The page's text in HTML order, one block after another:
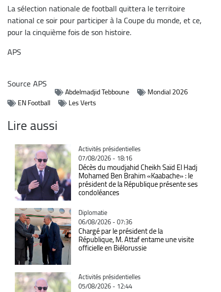
La sélection nationale de football quittera le territoire
national ce soir pour participer à la Coupe du monde, et ce,
pour la cinquième fois de son histoire.
APS
SourceAPS
Abdelmadjid Tebboune
Mondial 2026
EN Football
Les Verts
Lire aussi
Catégorie
Activités présidentielles
07/08/2026 - 18:16
Décès du moudjahid Cheikh Saïd El Hadj
Mohamed Ben Brahim «Kaabache» : le
président de la République présente ses
condoléances
Catégorie
Diplomatie
06/08/2026 - 07:36
Chargé par le président de la
République, M. Attaf entame une visite
officielle en Biélorussie
Catégorie
Activités présidentielles
05/08/2026 - 12:44